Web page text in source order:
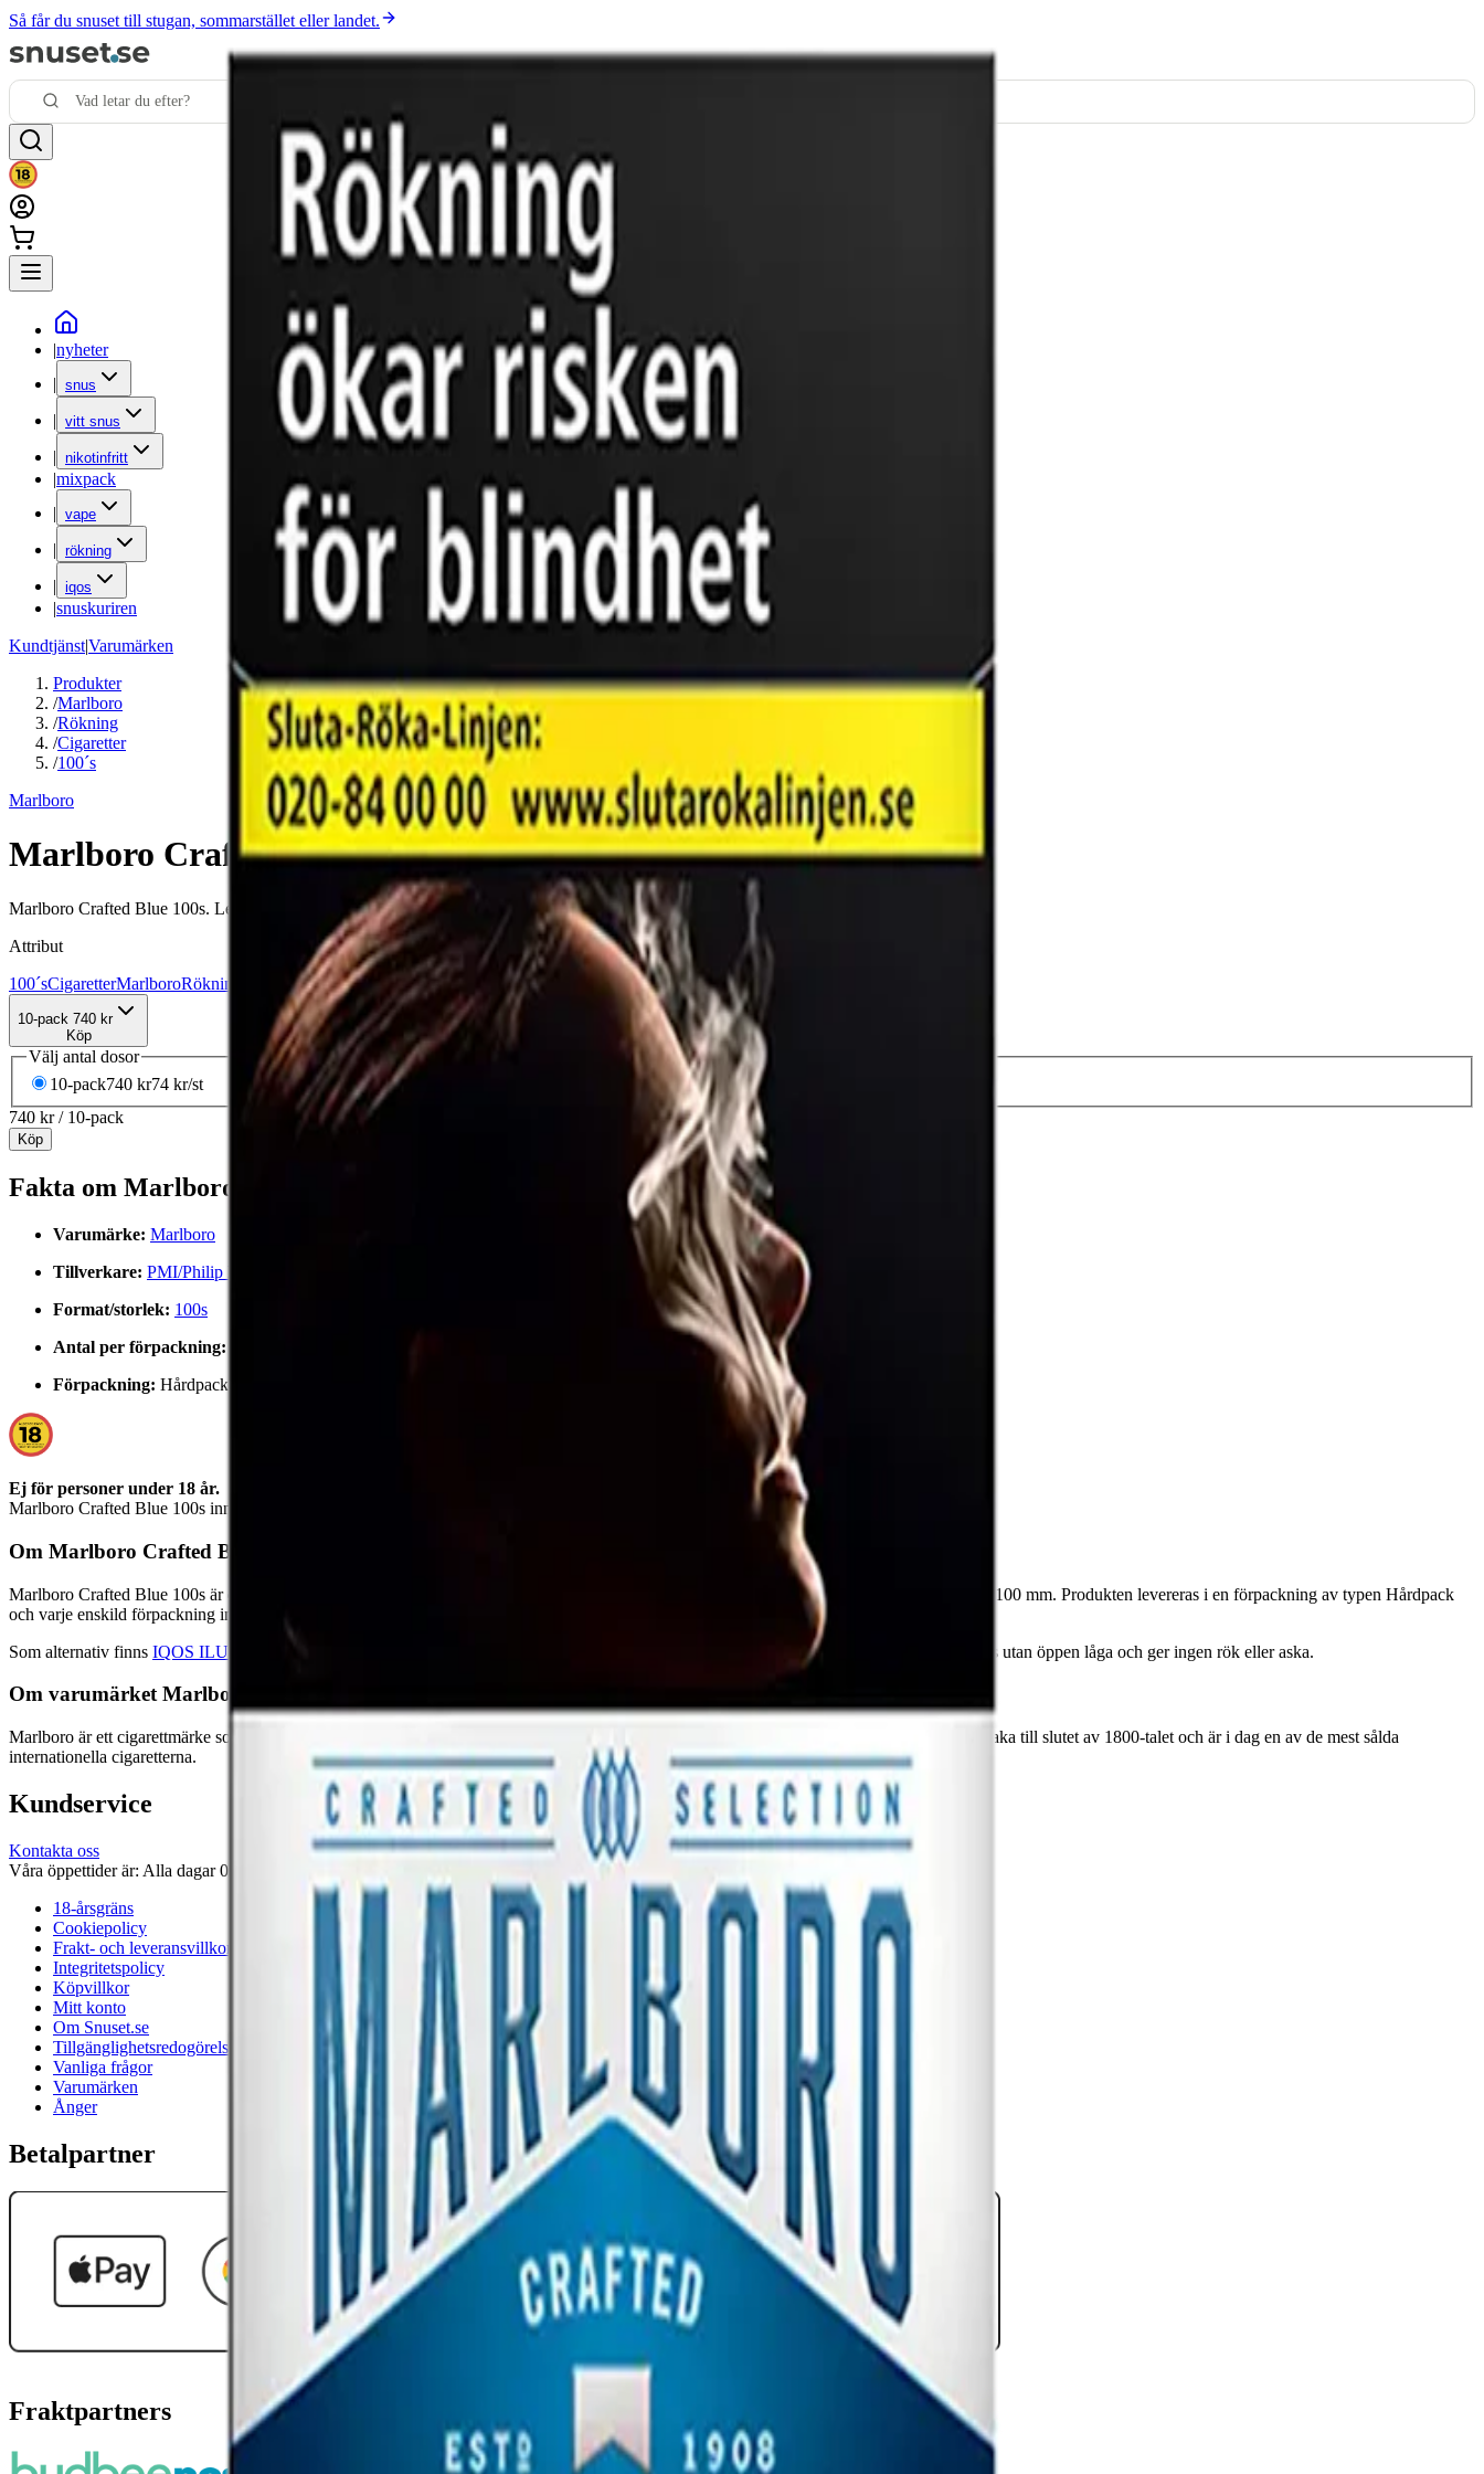
Så får du snuset till stugan, sommarstället eller landet.
|nyheter
| snus
| vitt snus
| nikotinfritt
|mixpack
| vape
| rökning
| iqos
|snuskuriren
Kundtjänst|Varumärken
Produkter
/Marlboro
/Rökning
/Cigaretter
/100´s
Marlboro
Marlboro Crafted Blue 100s
Marlboro Crafted Blue 100s. Levereras i hårdpack med 20 cigaretter per förpackning.
Attribut
100´sCigaretterMarlboroRökning
10-pack 740 kr
Köp
Välj antal dosor
10-pack740 kr74 kr/st
740 kr / 10-pack
Köp
Fakta om Marlboro Crafted Blue 100s
Varumärke: Marlboro
Tillverkare: PMI/Philip Morris
Format/storlek: 100s
Antal per förpackning:
Förpackning: Hårdpack
Ej för personer under 18 år.
Marlboro Crafted Blue 100s innehåller nikotin som är ett mycket beroendeframkallande ämne.
Om Marlboro Crafted Blue 100s
Marlboro Crafted Blue 100s är en cigarett från
. Denna modell kommer i formatet 100s, vilket innebär en standardlängd på cirka 100 mm. Produkten levereras i en förpackning av typen Hårdpack
och varje enskild förpackning innehåller 20 stycken cigaretter.
Som alternativ finns IQOS ILUMA , ett system som värmer stickor med tobak och/eller nikotin i stället för att förbränna dem. Enheten används utan öppen låga och ger ingen rök eller aska.
Om varumärket Marlboro
Marlboro är ett cigarettmärke som idag ägs av
. Varumärket har en lång dokumenterad historia som sträcker sig tillbaka till slutet av 1800-talet och är i dag en av de mest sålda
internationella cigaretterna.
Kundservice
Kontakta oss
Våra öppettider är: Alla dagar 08:00 - 18:00 Vi svarar vanligtvis inom 24 timmar på vardagar.
18-årsgräns
Cookiepolicy
Frakt- och leveransvillkor
Integritetspolicy
Köpvillkor
Mitt konto
Om Snuset.se
Tillgänglighetsredogörelse
Vanliga frågor
Varumärken
Ånger
Betalpartner
Fraktpartners